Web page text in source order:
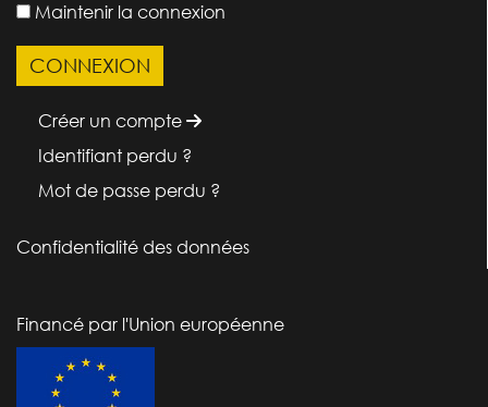
Maintenir la connexion
Créer un compte
Identifiant perdu ?
Mot de passe perdu ?
Confidentialité des données
Financé par l'Union européenne